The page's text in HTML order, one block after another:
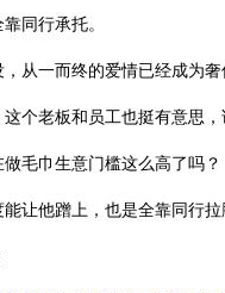
同行承托。
从一而终的爱情已经成为奢
个老板和员工也挺有意思
毛巾生意门槛这么高了吗？
让他蹭上，也是全靠同行拉